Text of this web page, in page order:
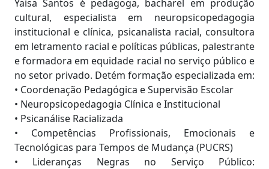
Yaisa Santos é pedagoga, bacharel em produção
cultural, especialista em neuropsicopedagogia
institucional e clínica, psicanalista racial, consultora
em letramento racial e políticas públicas, palestrante
e formadora em equidade racial no serviço público e
no setor privado. Detém formação especializada em:
• Coordenação Pedagógica e Supervisão Escolar
• Neuropsicopedagogia Clínica e Institucional
• Psicanálise Racializada
• Competências Profissionais, Emocionais e
Tecnológicas para Tempos de Mudança (PUCRS)
• Lideranças Negras no Serviço Público: